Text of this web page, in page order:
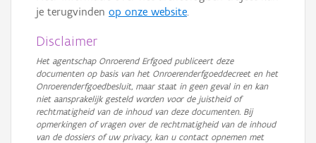
je terugvinden op onze website.
Disclaimer
Het agentschap Onroerend Erfgoed publiceert deze
documenten op basis van het Onroerenderfgoeddecreet en het
Onroerenderfgoedbesluit, maar staat in geen geval in en kan
niet aansprakelijk gesteld worden voor de juistheid of
rechtmatigheid van de inhoud van deze documenten. Bij
opmerkingen of vragen over de rechtmatigheid van de inhoud
van de dossiers of uw privacy, kan u contact opnemen met